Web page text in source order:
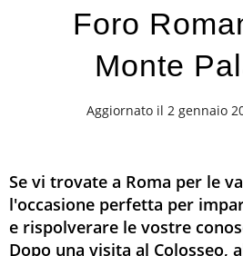
Foro
Monte
Aggiornato il 2 gennaio
Se vi trovate a Roma per le
l'occasione perfetta per
e rispolverare le vostre
Dopo una visita al Colosseo,